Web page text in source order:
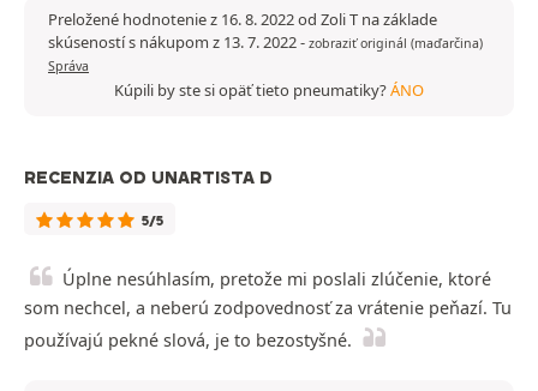
Preložené hodnotenie z 16. 8. 2022 od Zoli T na základe
skúseností s nákupom z 13. 7. 2022- zobraziť originál (maďarčina)
Správa
Kúpili by ste si opäť tieto pneumatiky?ÁNO
RECENZIA OD UNARTISTA D
5/5
Úplne nesúhlasím, pretože mi poslali zlúčenie, ktoré
som nechcel, a neberú zodpovednosť za vrátenie peňazí. Tu
používajú pekné slová, je to bezostyšné.